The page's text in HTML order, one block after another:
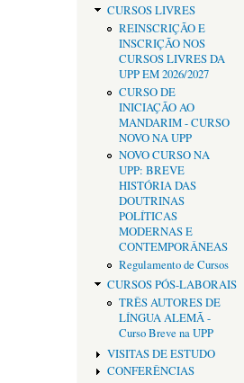
CURSOS LIVRES
REINSCRIÇÃO E
INSCRIÇÃO NOS
CURSOS LIVRES DA
UPP EM 2026/2027
CURSO DE
INICIAÇÃO AO
MANDARIM - CURSO
NOVO NA UPP
NOVO CURSO NA
UPP: BREVE
HISTÓRIA DAS
DOUTRINAS
POLÍTICAS
MODERNAS E
CONTEMPORÂNEAS
Regulamento de Cursos
CURSOS PÓS-LABORAIS
TRÊS AUTORES DE
LÍNGUA ALEMÃ -
Curso Breve na UPP
VISITAS DE ESTUDO
CONFERÊNCIAS